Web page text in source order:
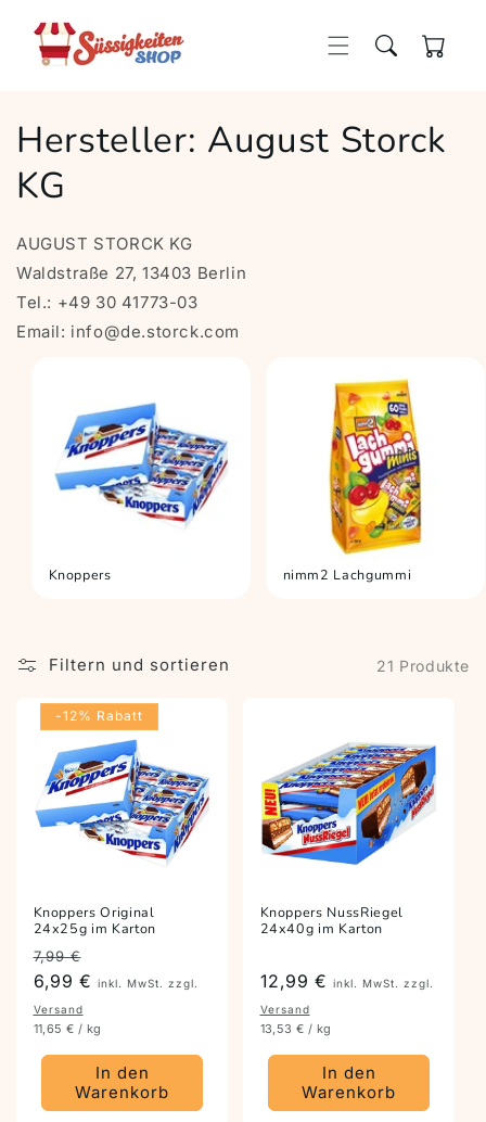
zum
Inhalt
Warenkorb
Hersteller: August Storck
KG
AUGUST STORCK KG
Waldstraße 27, 13403 Berlin
Tel.: +49 30 41773-03
Email: info@de.storck.com
Knoppers nimm2 Lachgummi
Filtern und sortieren 21 Produkte
-12% Rabatt
Knoppers Original
24x25g im Karton
Preis
7,99 €
6,99 € inkl. MwSt. zzgl.
Versand
11,65 € / kg
In den
Warenkorb
Knoppers NussRiegel
24x40g im Karton
Preis
12,99 € inkl. MwSt. zzgl.
Versand
13,53 € / kg
In den
Warenkorb